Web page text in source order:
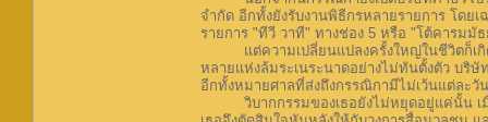
จำกัด อีกทั้งยังรับงานพิธีกรหลายรายการ โดยเ
รายการ "ทีวี วาที" ทางช่อง 5 หรือ "โต้คารมมั
แต่ความเปลี่ยนแปลงครั้งใหญ่ในชีวิตก็เกิด
หลายแห่งล้มระเนระนาดอย่างไม่ทันตั้งตัว บริ
อีกทั้งหมายศาลที่ส่งถึงกรรณิกามีไม่เว้นแต่ละวั
วิบากกรรมของเธอยังไม่หยุดอยู่แค่นั้น เมื่อ